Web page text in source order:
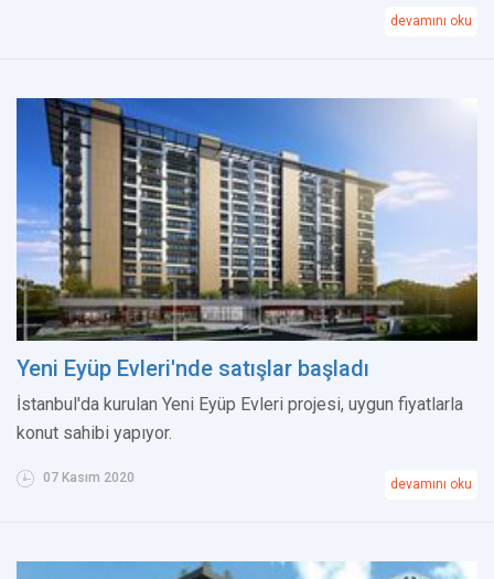
devamını oku
Yeni Eyüp Evleri'nde satışlar başladı
İstanbul'da kurulan Yeni Eyüp Evleri projesi, uygun fiyatlarla
konut sahibi yapıyor.
07 Kasım 2020 devamını oku